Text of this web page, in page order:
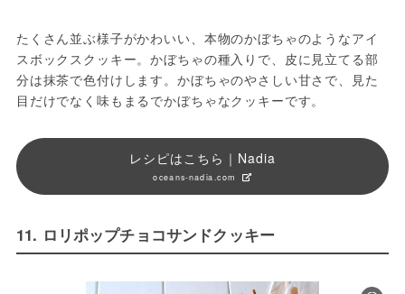
たくさん並ぶ様子がかわいい、本物のかぼちゃのようなアイ
スボックスクッキー。かぼちゃの種入りで、皮に見立てる部
分は抹茶で色付けします。かぼちゃのやさしい甘さで、見た
目だけでなく味もまるでかぼちゃなクッキーです。
レシピはこちら｜Nadia
oceans-nadia.com
11. ロリポップチョコサンドクッキー